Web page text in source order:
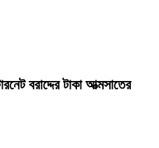
বরাদ্দের টাকা আত্মসাতের